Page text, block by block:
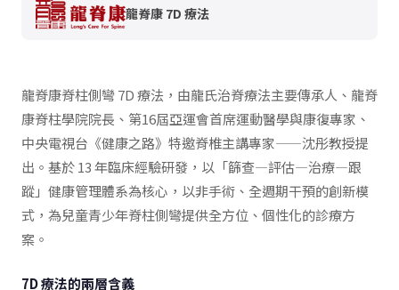
龍脊康 7D 療法
龍脊康脊柱側彎 7D 療法，由龍氏治脊療法主要傳承人、龍脊
康脊柱學院院長、第16屆亞運會首席運動醫學與康復專家、
中央電視台《健康之路》特邀脊椎主講專家——沈彤教授提
出。基於 13 年臨床經驗研發，以「篩查—評估—治療—跟
蹤」健康管理體系為核心，以非手術、全週期干預的創新模
式，為兒童青少年脊柱側彎提供全方位、個性化的診療方
案。
7D 療法的兩層含義